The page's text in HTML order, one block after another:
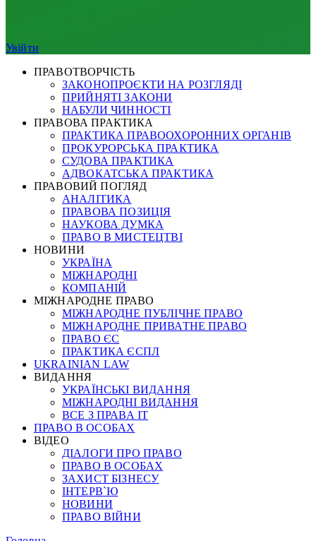
Увійти
ПРАВОТВОРЧІСТЬ
ЗАКОНОПРОЄКТИ НА РОЗГЛЯДІ
ПРИЙНЯТІ ЗАКОНИ
НАБУЛИ ЧИННОСТІ
ПРАВОВА ПРАКТИКА
ПРАКТИКА ПРАВООХОРОННИХ ОРГАНІВ
ПРОКУРОРСЬКА ПРАКТИКА
СУДОВА ПРАКТИКА
АДВОКАТСЬКА ПРАКТИКА
ПРАВОВИЙ ПОГЛЯД
АНАЛІТИКА
ПРАВОВА ПОЗИЦІЯ
НАУКОВА ДУМКА
ПРАВО В МИСТЕЦТВІ
НОВИНИ
УКРАЇНА
МІЖНАРОДНІ
КОМПАНІЙ
МІЖНАРОДНЕ ПРАВО
МІЖНАРОДНЕ ПУБЛІЧНЕ ПРАВО
МІЖНАРОДНЕ ПРИВАТНЕ ПРАВО
ПРАВО ЄС
ПРАКТИКА ЄСПЛ
UKRAINIAN LAW
ВИДАННЯ
УКРАЇНСЬКІ ВИДАННЯ
МІЖНАРОДНІ ВИДАННЯ
ВСЕ З ПРАВА ІТ
ПРАВО В ОСОБАХ
ВІДЕО
ДІАЛОГИ ПРО ПРАВО
ПРАВО В ОСОБАХ
ЗАХИСТ БІЗНЕСУ
ІНТЕРВ`Ю
НОВИНИ
ПРАВО ВІЙНИ